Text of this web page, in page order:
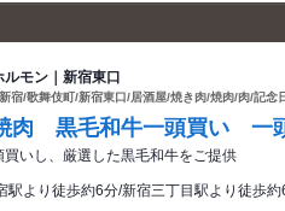
ルモン｜新宿東口
宿/歌舞伎町/新宿東口/居酒屋/焼き肉/焼肉/肉/記念
肉 黒毛和牛一頭買い 一
買いし、厳選した黒毛和牛をご提供
駅より徒歩約6分/新宿三丁目駅より徒歩